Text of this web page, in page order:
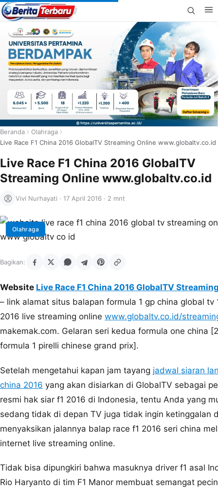
Beranda
Olahraga
Live Race F1 China 2016 GlobalTV Streaming Online www.globaltv.co.id
Live Race F1 China 2016 GlobalTV
Streaming Online www.globaltv.co.id
Vivi Nurhayati · 17 April 2016 · 2 mnt
Olahraga
Bagikan:
Website Live Race F1 China 2016 GlobalTV
– link alamat situs balapan formula 1 gp china global tv
2016 live streaming online www.globaltv.co.id/
makemak.com. Gelaran seri kedua formula one china
formula 1 pirelli chinese grand prix].
Setelah mengetahui kapan jam tayang jadwal siaran
china 2016 yang akan disiarkan di GlobalTV sebagai
resmi hak siar f1 2016 di Indonesia, tentu Anda yang
sedang tidak di depan TV juga tidak ingin ketinggalan
menyaksikan jalannya balap race f1 2016 seri china
internet live streaming online.
Tidak bisa dipungkiri bahwa masuknya driver f1 asal
Rio Haryanto di tim F1 Manor membuat semangat